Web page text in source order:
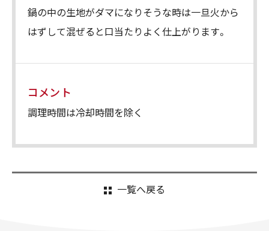
鍋の中の生地がダマになりそうな時は一旦火から
はずして混ぜると口当たりよく仕上がります。
コメント
調理時間は冷却時間を除く
一覧へ戻る